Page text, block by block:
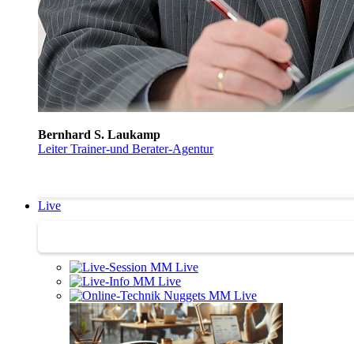
Bernhard S. Laukamp
Leiter Trainer-und Berater-Agentur
Live